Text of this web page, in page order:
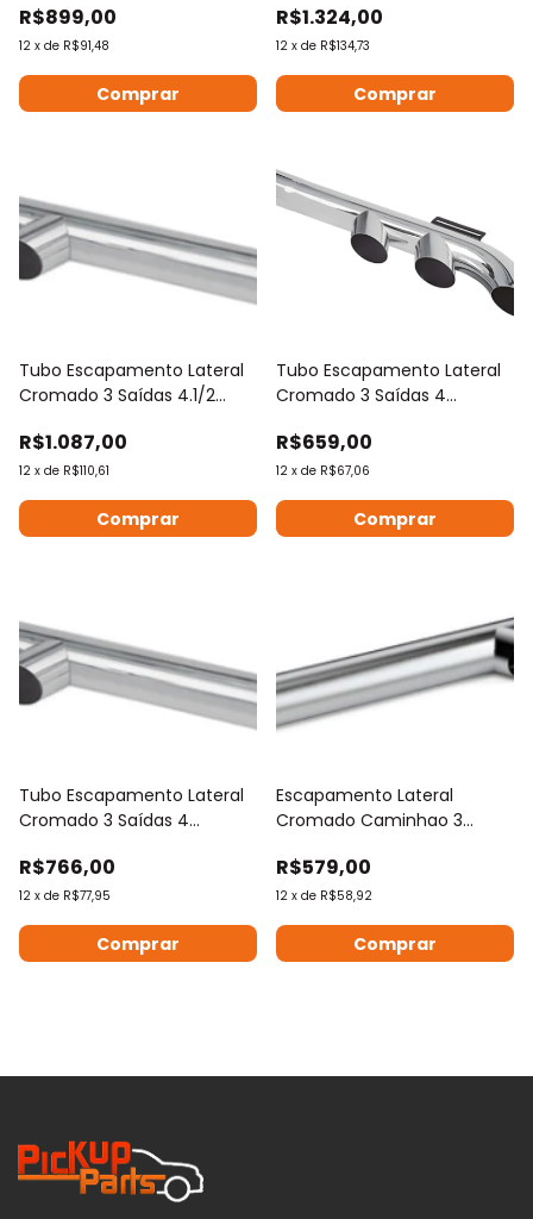
R$899,00
12 x de R$91,48
R$1.324,00
12 x de R$134,73
Tubo Escapamento Lateral
Cromado 3 Saídas 4.1/2
R$1.087,00
12 x de R$110,61
Tubo Escapamento Lateral
Cromado 3 Saídas 4
R$659,00
12 x de R$67,06
Tubo Escapamento Lateral
Cromado 3 Saídas 4
R$766,00
12 x de R$77,95
Escapamento Lateral
Cromado Caminhao 3
1200mm
R$579,00
12 x de R$58,92